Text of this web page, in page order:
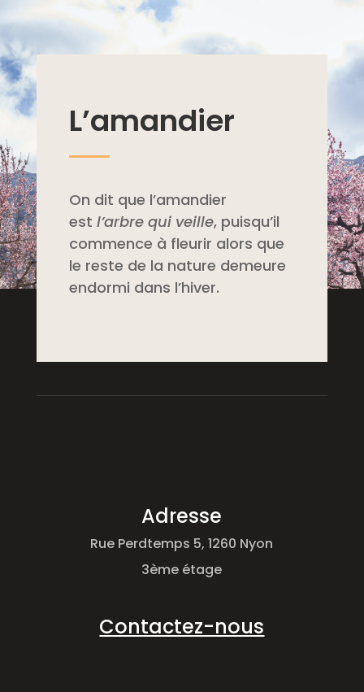
L’amandier
On dit que l’amandier
est l’arbre qui veille, puisqu’il
commence à fleurir alors que
le reste de la nature demeure
endormi dans l’hiver.
Adresse
Rue Perdtemps 5, 1260 Nyon
3ème étage
Contactez-nous